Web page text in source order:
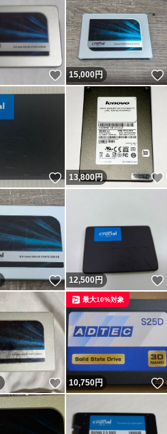
いいね！
15,000円
いいね！
13,800円
いいね！
12,500円
いいね！
10,750円
最大10%対象